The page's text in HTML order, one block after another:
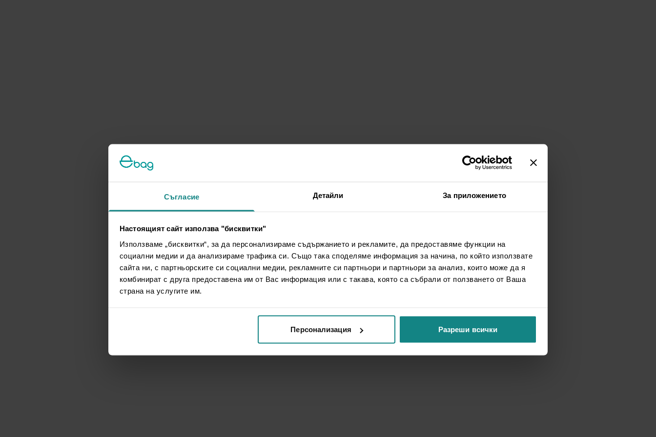
Съгласие Детайли За приложението
Настоящият сайт използва "бисквитки"
Използваме „бисквитки“, за да персонализираме съдържанието и рекламите, да предоставяме функции на
социални медии и да анализираме трафика си. Също така споделяме информация за начина, по който използвате
сайта ни, с партньорските си социални медии, рекламните си партньори и партньори за анализ, които може да я
комбинират с друга предоставена им от Вас информация или с такава, която са събрали от ползването от Ваша
страна на услугите им.
Персонализация Разреши всички